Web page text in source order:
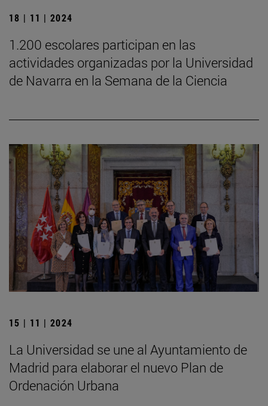
18 | 11 | 2024
1.200 escolares participan en las
actividades organizadas por la Universidad
de Navarra en la Semana de la Ciencia
15 | 11 | 2024
La Universidad se une al Ayuntamiento de
Madrid para elaborar el nuevo Plan de
Ordenación Urbana